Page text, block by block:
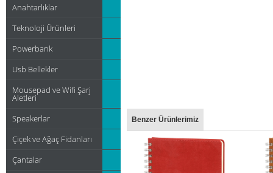
Anahtarlıklar
Teknoloji Ürünleri
Powerbank
Usb Bellekler
Mousepad ve Wifi Şarj
Aletleri
Speakerlar
Çiçek ve Ağaç Fidanları
Çantalar
Benzer Ürünlerimiz